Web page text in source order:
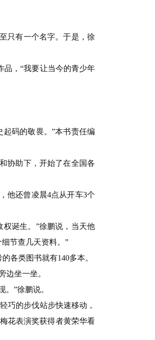
只有一个名字。于是，徐
品，“我要让当今的青少年
码的敬畏。”本书责任编
协助下，开始了在全国各
他还曾凌晨4点从开车3个
诞生。”徐鹏说，当天他
节查几天资料。”
各类图书就有140多本。
边坐一坐。
”徐鹏说。
巧的步伐站步快速移动，
花表演奖获得者黄荣华看